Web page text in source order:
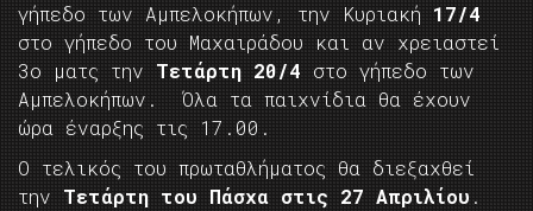
γήπεδο των Αμπελοκήπων, την Κυριακή 17/4
στο γήπεδο του Μαχαιράδου και αν χρειαστεί
3ο ματς την Τετάρτη 20/4 στο γήπεδο των
Αμπελοκήπων. Όλα τα παιχνίδια θα έχουν
ώρα έναρξης τις 17.00.
Ο τελικός του πρωταθλήματος θα διεξαχθεί
την Τετάρτη του Πάσχα στις 27 Απριλίου .